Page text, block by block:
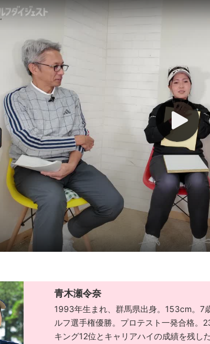
青木瀬令奈
1993年生まれ、群馬県出身。153cm。7
ルフ選手権優勝。プロテスト一発合格。
キング12位とキャリアハイの成績を残し